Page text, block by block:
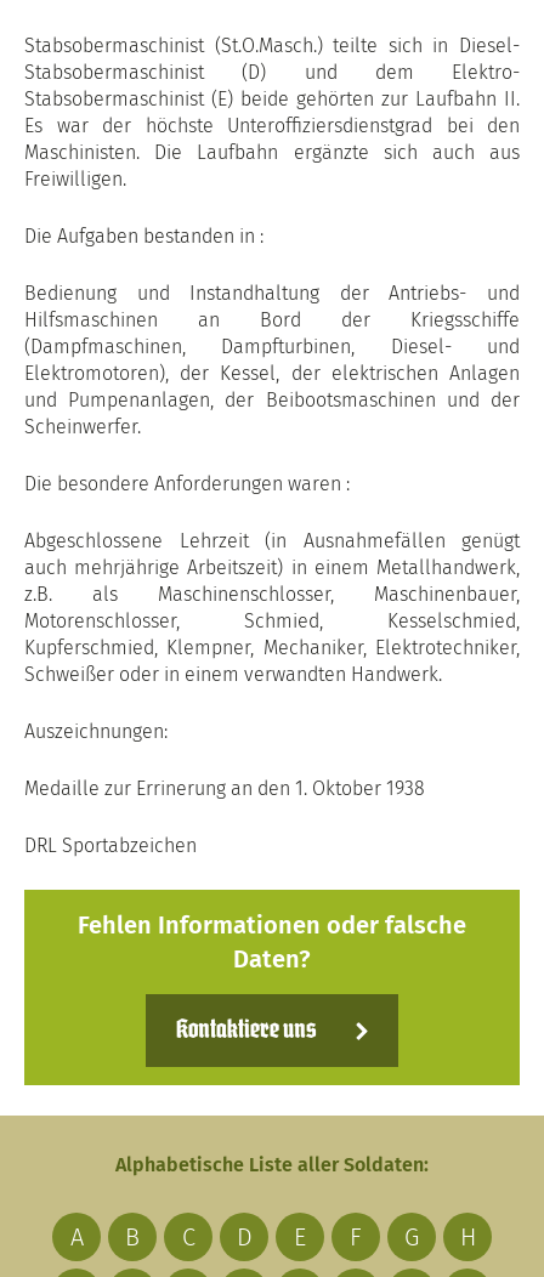
Stabsobermaschinist (St.O.Masch.) teilte sich in Diesel-
Stabsobermaschinist (D) und dem Elektro-
Stabsobermaschinist (E) beide gehörten zur Laufbahn II.
Es war der höchste Unteroffiziersdienstgrad bei den
Maschinisten. Die Laufbahn ergänzte sich auch aus
Freiwilligen.
Die Aufgaben bestanden in :
Bedienung und Instandhaltung der Antriebs- und
Hilfsmaschinen an Bord der Kriegsschiffe
(Dampfmaschinen, Dampfturbinen, Diesel- und
Elektromotoren), der Kessel, der elektrischen Anlagen
und Pumpenanlagen, der Beibootsmaschinen und der
Scheinwerfer.
Die besondere Anforderungen waren :
Abgeschlossene Lehrzeit (in Ausnahmefällen genügt
auch mehrjährige Arbeitszeit) in einem Metallhandwerk,
z.B. als Maschinenschlosser, Maschinenbauer,
Motorenschlosser, Schmied, Kesselschmied,
Kupferschmied, Klempner, Mechaniker, Elektrotechniker,
Schweißer oder in einem verwandten Handwerk.
Auszeichnungen:
Medaille zur Errinerung an den 1. Oktober 1938
DRL Sportabzeichen
Fehlen Informationen oder falsche
Daten?
Kontaktiere uns
Alphabetische Liste aller Soldaten:
A B C D E F G H